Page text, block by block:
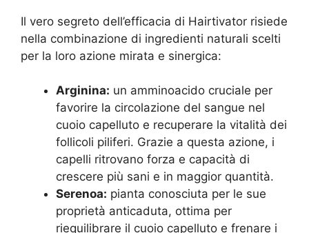
Il vero segreto dell’efficacia di Hairtivator risiede
nella combinazione di ingredienti naturali scelti
per la loro azione mirata e sinergica:
Arginina: un amminoacido cruciale per
favorire la circolazione del sangue nel
cuoio capelluto e recuperare la vitalità dei
follicoli piliferi. Grazie a questa azione, i
capelli ritrovano forza e capacità di
crescere più sani e in maggior quantità.
Serenoa: pianta conosciuta per le sue
proprietà anticaduta, ottima per
riequilibrare il cuoio capelluto e frenare i